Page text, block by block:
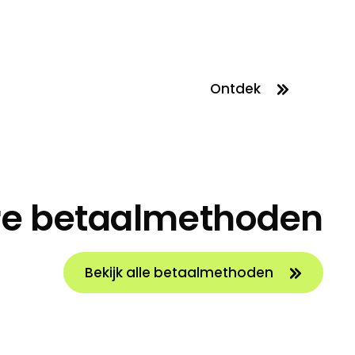
Ontdek
betaalmethoden
Bekijk alle betaalmethoden